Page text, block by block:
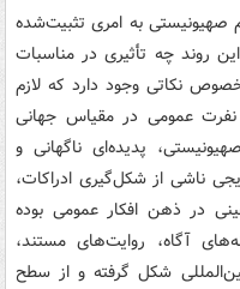
صهیونیستی به امری تثبیت‌شده
روند چه تأثیری در مناسبات
نکاتی وجود دارد که لازم
نفرت عمومی در مقیاس جهانی
پدیده‌ای ناگهانی و
ناشی از شکل‌گیری ادراکات،
در ذهن افکار عمومی بوده
آگاه، روایت‌های مستند،
شکل گرفته و از سطح